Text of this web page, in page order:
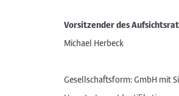
Vorsitzender des
Michael Herbeck
Gesellschaftsform: GmbH mit